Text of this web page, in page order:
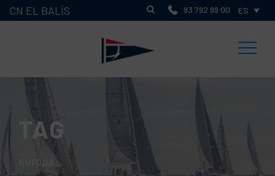
CN EL BALÍS 93 792 99 00 ES
TAG
europa